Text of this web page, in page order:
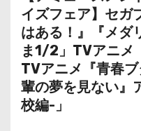
イズフェア】セガ
はある！』『メダ
ま1/2」TVアニメ
TVアニメ『青春
輩の夢を見ない』
校編-」